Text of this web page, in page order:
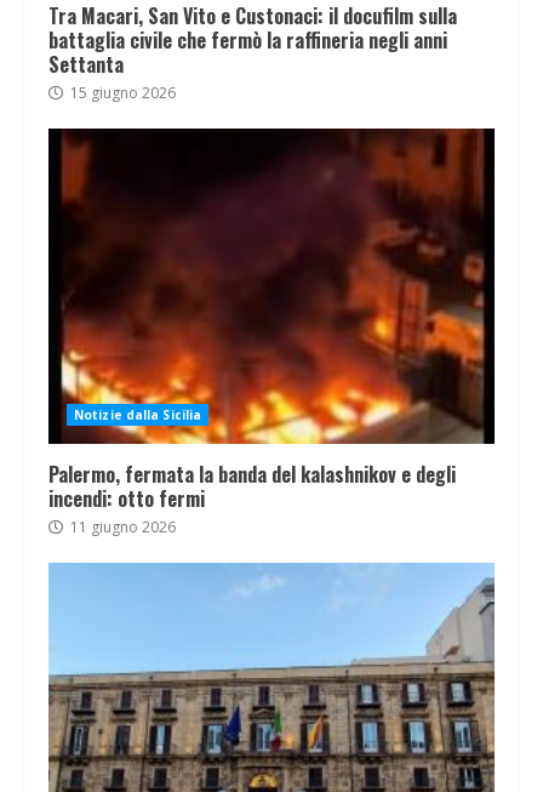
Tra Macari, San Vito e Custonaci: il docufilm sulla
battaglia civile che fermò la raffineria negli anni
Settanta
15 giugno 2026
Notizie dalla Sicilia
Palermo, fermata la banda del kalashnikov e degli
incendi: otto fermi
11 giugno 2026